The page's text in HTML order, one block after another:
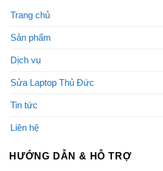
Trang chủ
Sản phẩm
Dịch vụ
Sửa Laptop Thủ Đức
Tin tức
Liên hệ
HƯỚNG DẪN & HỖ TRỢ